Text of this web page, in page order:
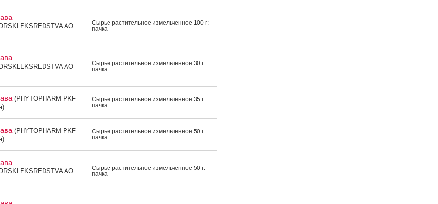
AO
Сырье рас­ти­тель­ное из­мель­чен­ное 100 г:
пач­ка
AO
Сырье рас­ти­тель­ное из­мель­чен­ное 30 г:
пач­ка
(PHYTOPHARM PKF
Сырье рас­ти­тель­ное из­мель­чен­ное 35 г:
пач­ка
(PHYTOPHARM PKF
Сырье рас­ти­тель­ное из­мель­чен­ное 50 г:
пач­ка
AO
Сырье рас­ти­тель­ное из­мель­чен­ное 50 г:
пач­ка